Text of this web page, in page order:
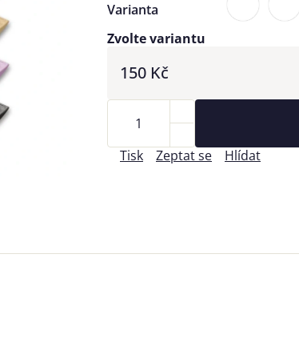
150 Kč
Zvolte variantu
Varianta
Tisk Zeptat se Hlídat